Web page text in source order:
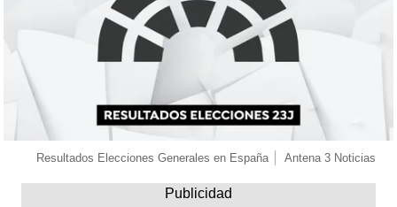
Resultados Elecciones Generales en España Antena 3 Noticias